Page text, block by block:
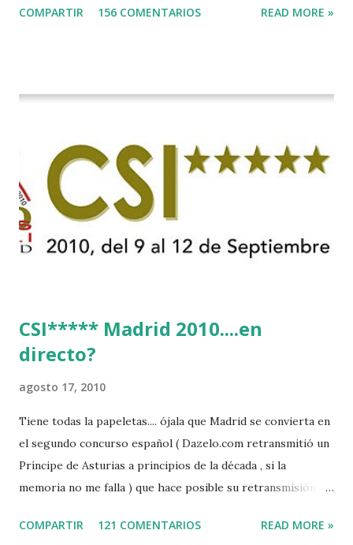
COMPARTIR 156 COMENTARIOS READ MORE »
CSI***** Madrid 2010....en
directo?
agosto 17, 2010
Tiene todas la papeletas.... ójala que Madrid se convierta en
el segundo concurso español ( Dazelo.com retransmitió un
Príncipe de Asturias a principios de la década , si la
memoria no me falla ) que hace posible su retransmisión via
mundo mundial...
COMPARTIR 121 COMENTARIOS READ MORE »